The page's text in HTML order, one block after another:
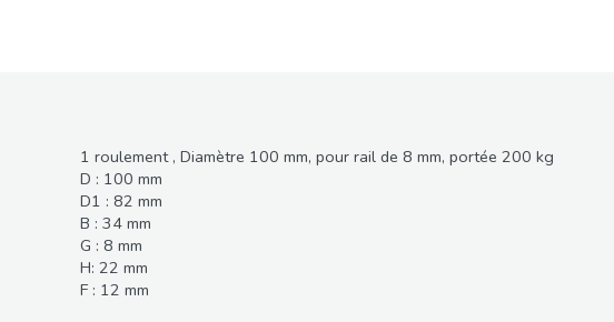
1 roulement , Diamètre 100 mm, pour rail de 8 mm, portée 200 kg
D : 100 mm
D1 : 82 mm
B : 34 mm
G : 8 mm
H: 22 mm
F : 12 mm